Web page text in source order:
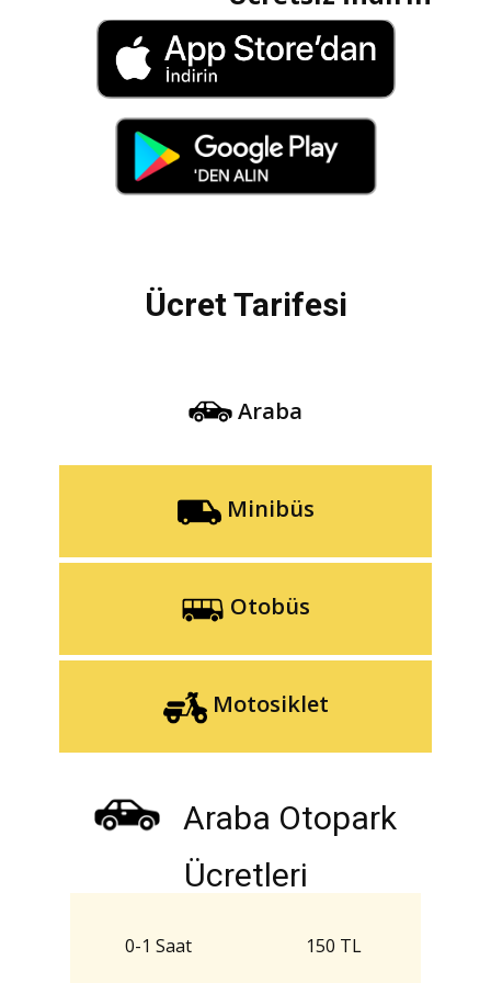
Ücret Tarifesi
Araba
Minibüs
Otobüs
Motosiklet
Araba Otopark
Ücretleri
0-1 Saat 150 TL